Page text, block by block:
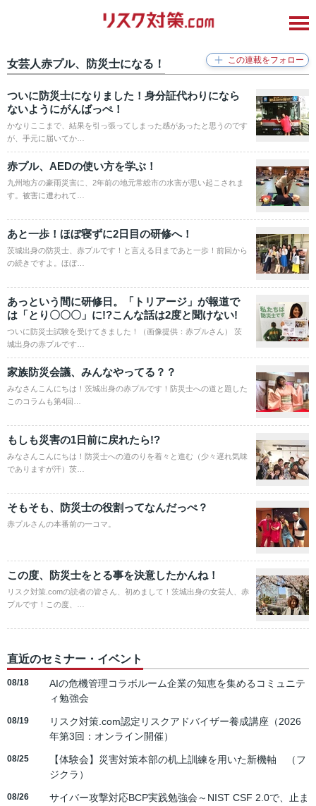
女芸人赤プル、防災士になる！
ついに防災士になりました！身分証代わりになら
ないようにがんばっぺ！
かなりここまで、結果を引っ張ってしまった感があったと思うのです
が、手元に届いてか…
赤プル、AEDの使い方を学ぶ！
九州地方の豪雨災害に、2年前の地元常総市の水害が思い起こされま
す。被害に遭われて…
あと一歩！ほぼ寝ずに2日目の研修へ！
茨城出身の防災士、赤プルです！と言える日まであと一歩！前回から
の続きですよ。ほぼ…
あっという間に研修日。「トリアージ」が報道で
は「とり〇〇〇」に!?こんな話は2度と聞けない!
ついに防災士試験を受けてきました！（画像提供：赤プルさん） 茨
城出身の赤プルです…
家族防災会議、みんなやってる？？
みなさんこんにちは！茨城出身の赤プルです！防災士への道と題した
このコラムも第4回…
もしも災害の1日前に戻れたら!?
みなさんこんにちは！防災士への道のりを着々と進む（少々遅れ気味
でありますが汗）茨…
そもそも、防災士の役割ってなんだっぺ？
赤プルさんの本番前の一コマ。
この度、防災士をとる事を決意したかんね！
リスク対策.comの読者の皆さん、初めまして！茨城出身の女芸人、赤
プルです！この度、…
直近のセミナー・イベント
08/18
AIの危機管理コラボルーム企業の知恵を集めるコミュニテ
ィ勉強会
08/19
リスク対策.com認定リスクアドバイザー養成講座（2026
年第3回：オンライン開催）
08/25
【体験会】災害対策本部の机上訓練を用いた新機軸 （フ
ジクラ）
08/26
サイバー攻撃対応BCP実践勉強会～NIST CSF 2.0で、止ま